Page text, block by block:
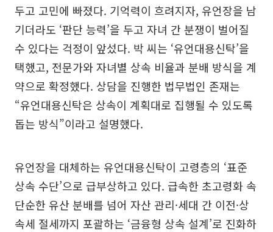
두고 고민에 빠졌다. 기억력이 흐려지자, 유언장을 남
기더라도 ‘판단 능력’을 두고 자녀 간 분쟁이 벌어질
수 있다는 걱정이 앞섰다. 박 씨는 ‘유언대용신탁’을
택했고, 전문가와 자녀별 상속 비율과 분배 방식을 계
약으로 확정했다. 상담을 진행한 법무법인 존재는
“유언대용신탁은 상속이 계획대로 집행될 수 있도록
돕는 방식”이라고 설명했다.
유언장을 대체하는 유언대용신탁이 고령층의 ‘표준
상속 수단’으로 급부상하고 있다. 급속한 초고령화 속
단순한 유산 분배를 넘어 자산 관리·세대 간 이전·상
속세 절세까지 포괄하는 ‘금융형 상속 설계’로 진화하